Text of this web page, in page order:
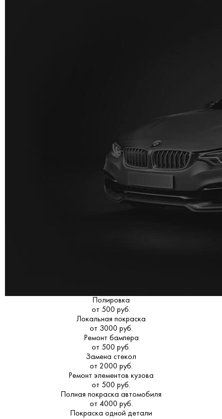
Полировка
от 500 руб.
Локальная покраска
от 3000 руб.
Ремонт бампера
от 500 руб.
Замена стекол
от 2000 руб.
Ремонт элементов кузова
от 500 руб.
Полная покраска автомобиля
от 4000 руб.
Покраска одной детали